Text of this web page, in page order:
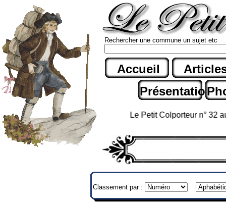
Rechercher une commune un sujet etc
Accueil
Présentation
Le Petit Colporteur n° 32 au
Classement par :